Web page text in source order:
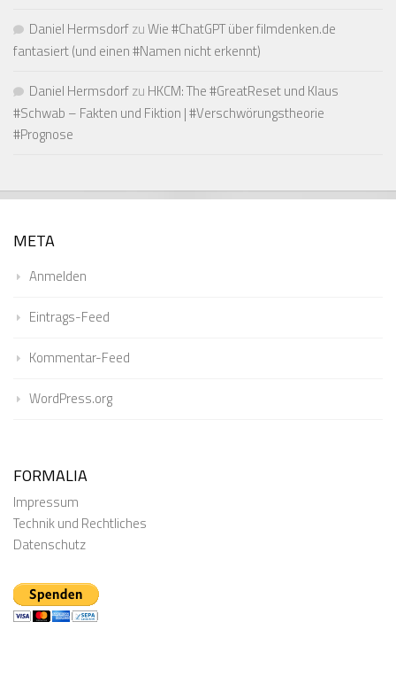
Daniel HermsdorfzuWie #ChatGPT über filmdenken.de
fantasiert (und einen #Namen nicht erkennt)
Daniel Hermsdorfzu HKCM: The #GreatReset und Klaus
#Schwab – Fakten und Fiktion | #Verschwörungstheorie
#Prognose
META
Anmelden
Eintrags-Feed
Kommentar-Feed
WordPress.org
FORMALIA
Impressum
Technik und Rechtliches
Datenschutz